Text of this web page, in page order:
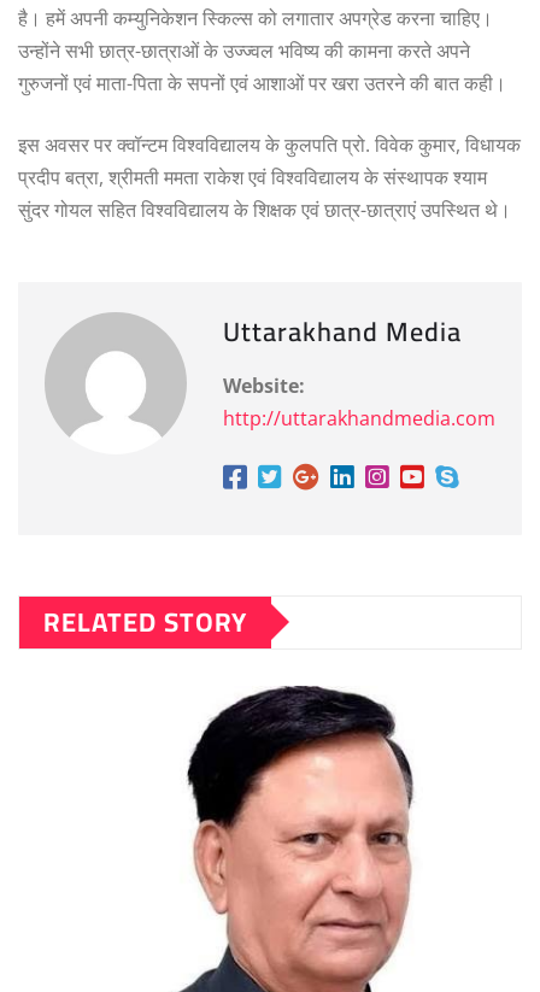
है। हमें अपनी कम्युनिकेशन स्किल्स को लगातार अपग्रेड करना चाहिए।
उन्होंने सभी छात्र-छात्राओं के उज्ज्वल भविष्य की कामना करते अपने
गुरुजनों एवं माता-पिता के सपनों एवं आशाओं पर खरा उतरने की बात कही।
इस अवसर पर क्वॉन्टम विश्वविद्यालय के कुलपति प्रो. विवेक कुमार, विधायक
प्रदीप बत्रा, श्रीमती ममता राकेश एवं विश्वविद्यालय के संस्थापक श्याम
सुंदर गोयल सहित विश्वविद्यालय के शिक्षक एवं छात्र-छात्राएं उपस्थित थे।
Uttarakhand Media
Website:
http://uttarakhandmedia.com
RELATED STORY